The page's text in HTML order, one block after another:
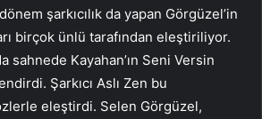
şarkıcılık da yapan Görgüzel’in
birçok ünlü tarafından eleştiriliyor.
sahnede Kayahan’ın Seni Versin
Şarkıcı Aslı Zen bu
eleştirdi. Selen Görgüzel,